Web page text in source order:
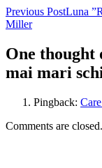
Post
navigation
Previous PostLuna
Miller
One thought
mai mari
Pingback:
Comments are closed.